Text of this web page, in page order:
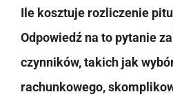
Ile kosztuje rozliczenie
Odpowiedź na to pytanie
czynników, takich jak
rachunkowego,